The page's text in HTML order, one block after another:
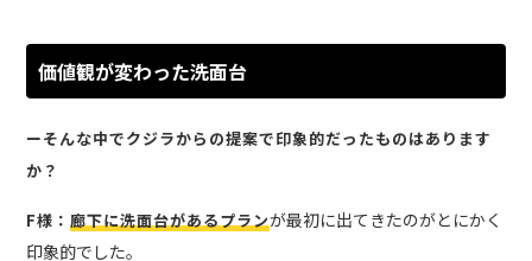
価値観が変わった洗面台
ーそんな中でクジラからの提案で印象的だったものはあります
か？
F様：廊下に洗面台があるプランが最初に出てきたのがとにかく
印象的でした。